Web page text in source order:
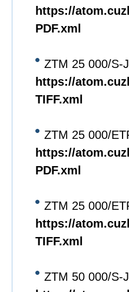
https://
PDF.xml
ZTM 25 000/S-
https://
TIFF.xml
ZTM 25 000/
https://
PDF.xml
ZTM 25 000/
https://
TIFF.xml
ZTM 50 000/S-